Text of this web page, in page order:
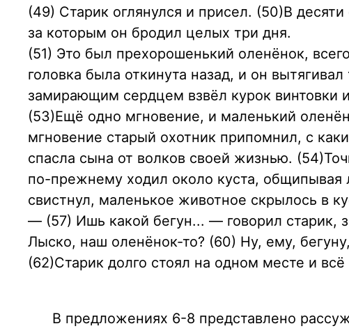
(49) Старик оглянулся и присел. (50)В
за которым он бродил целых три дня.
(51) Это был прехорошенький оленёнок,
головка была откинута назад, и он
замирающим сердцем взвёл курок винтовки
(53)Ещё одно мгновение, и маленький
мгновение старый охотник припомнил, с
спасла сына от волков своей жизнью.
по-прежнему ходил около куста,
свистнул, маленькое животное скрылось в
— (57) Ишь какой бегун... — говорил старик,
Лыско, наш оленёнок-то? (60) Ну, ему,
(62)Старик долго стоял на одном месте и
В предложениях 6-8 представлено